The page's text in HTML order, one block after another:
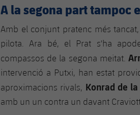
A la segona part tampoc
Amb el conjunt pratenc més
pilota. Ara bé, el Prat s'ha
compassos de la segona meitat.
intervenció a Putxi, han estat
aproximacions rivals, Konrad de
amb un un contra un davant